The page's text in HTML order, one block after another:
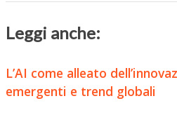
Leggi anche:
L’AI come alleato
emergenti e trend globali